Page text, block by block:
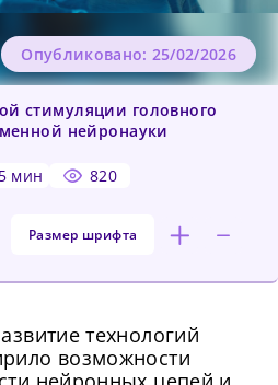
стимуляции головного
нейронауки
5 мин 820
Размер шрифта
Опубликовано: 25/02/2026
технологий
возможности